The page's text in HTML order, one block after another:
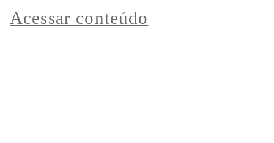
Acessar conteúdo